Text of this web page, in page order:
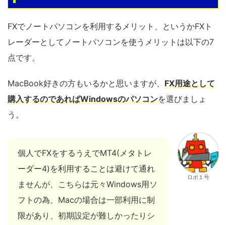
FXでノートパソコンを利用するメリット、というかFXト
レーダーとしてノートパソコンを使うメリットは以下の7
点です。
MacBook好きの方もいるかと思いますが、 FX用途として
購入するのであればWindowsのパソコンを選びましょ
う。
個人でFXをするうえでMT4(メタトレ
ーダー4)を利用することは避けて通れ
ませんが、こちらは元々Windows用ソ
フトの為、Macの場合は一部利用に制
限があり、初期設定が難しかったりシ
ロボ１号